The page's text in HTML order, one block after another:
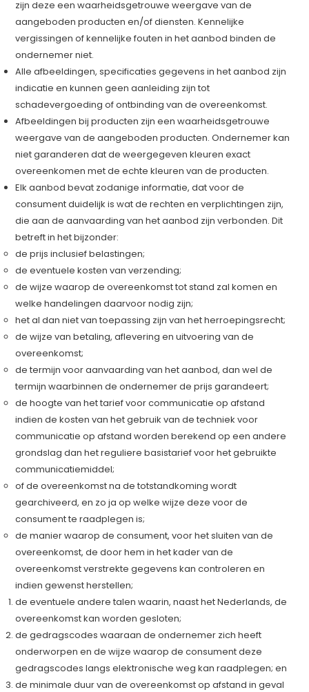
zijn deze een waarheidsgetrouwe weergave van de
aangeboden producten en/of diensten. Kennelijke
vergissingen of kennelijke fouten in het aanbod binden de
ondernemer niet.
Alle afbeeldingen, specificaties gegevens in het aanbod zijn
indicatie en kunnen geen aanleiding zijn tot
schadevergoeding of ontbinding van de overeenkomst.
Afbeeldingen bij producten zijn een waarheidsgetrouwe
weergave van de aangeboden producten. Ondernemer kan
niet garanderen dat de weergegeven kleuren exact
overeenkomen met de echte kleuren van de producten.
Elk aanbod bevat zodanige informatie, dat voor de
consument duidelijk is wat de rechten en verplichtingen zijn,
die aan de aanvaarding van het aanbod zijn verbonden. Dit
betreft in het bijzonder:
de prijs inclusief belastingen;
de eventuele kosten van verzending;
de wijze waarop de overeenkomst tot stand zal komen en
welke handelingen daarvoor nodig zijn;
het al dan niet van toepassing zijn van het herroepingsrecht;
de wijze van betaling, aflevering en uitvoering van de
overeenkomst;
de termijn voor aanvaarding van het aanbod, dan wel de
termijn waarbinnen de ondernemer de prijs garandeert;
de hoogte van het tarief voor communicatie op afstand
indien de kosten van het gebruik van de techniek voor
communicatie op afstand worden berekend op een andere
grondslag dan het reguliere basistarief voor het gebruikte
communicatiemiddel;
of de overeenkomst na de totstandkoming wordt
gearchiveerd, en zo ja op welke wijze deze voor de
consument te raadplegen is;
de manier waarop de consument, voor het sluiten van de
overeenkomst, de door hem in het kader van de
overeenkomst verstrekte gegevens kan controleren en
indien gewenst herstellen;
de eventuele andere talen waarin, naast het Nederlands, de
overeenkomst kan worden gesloten;
de gedragscodes waaraan de ondernemer zich heeft
onderworpen en de wijze waarop de consument deze
gedragscodes langs elektronische weg kan raadplegen; en
de minimale duur van de overeenkomst op afstand in geval